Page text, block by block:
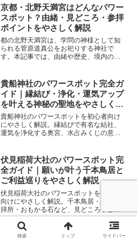
ます。
京都・北野天満宮はどんなパワー
スポット？由緒・見どころ・参拝
ポイントをやさしく解説
都の北野天満宮は、学問の神様として知
られる菅原道真公をお祀りする神社で
す。本記事では、由緒や歴史、境内の見
貴船神社のパワースポット完全ガ
イド｜縁結び・浄化・運気アップ
を叶える神秘の聖地をやさしく解
説
貴船神社のパワースポットを初心者向け
にやさしく解説。縁結びで有名な結社、
運気を浄化する奥宮、水占みくじの意味
伏見稲荷大社のパワースポット完
全ガイド｜願いが叶う千本鳥居と
ご利益巡りをやさしく解説
伏見稲荷大社のパワースポットを初心者
向けにやさしく解説。千本鳥居・奥社奉
拝所・おもかる石など、見どころやご利
益、正しい参拝方法、女性におすすめの
回り方まで詳しく紹介します。
京都・下鴨神社はなぜ「人生が整
検索 トップ サイドバー